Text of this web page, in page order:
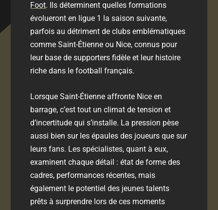
Foot. Ils déterminent quelles formations
évolueront en ligue 1
la saison suivante,
parfois au détriment de clubs emblématiques
comme Saint-Étienne ou Nice, connus pour
leur base de supporters fidèle et leur histoire
riche dans le football français.
Lorsque Saint-Étienne affronte Nice en
barrage, c’est tout un climat de tension et
d’incertitude qui s’installe. La pression pèse
aussi bien sur les épaules des joueurs que sur
leurs fans. Les spécialistes, quant à eux,
examinent chaque détail : état de forme des
cadres, performances récentes, mais
également le potentiel des jeunes talents
prêts à surprendre lors de ces moments